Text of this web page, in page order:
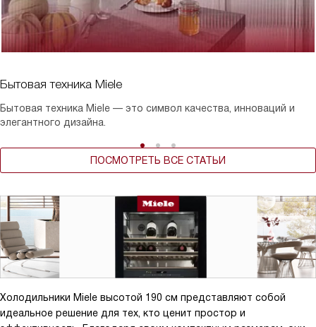
Бытовая техника Miele
Бытовая техника Miele — это символ качества, инноваций и
элегантного дизайна.
ПОСМОТРЕТЬ ВСЕ СТАТЬИ
Холодильники Miele высотой 190 см представляют собой
идеальное решение для тех, кто ценит простор и